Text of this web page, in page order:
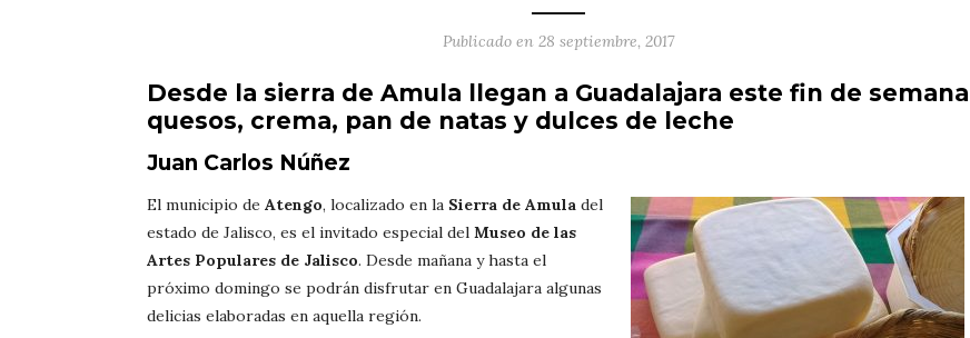
Publicado en 28 septiembre, 2017
Desde la sierra de Amula llegan a Guadalajara este fin de semana
quesos, crema, pan de natas y dulces de leche
Juan Carlos Núñez
El municipio de Atengo, localizado en la Sierra de Amula del
estado de Jalisco, es el invitado especial del Museo de las
Artes Populares de Jalisco. Desde mañana y hasta el
próximo domingo se podrán disfrutar en Guadalajara algunas
delicias elaboradas en aquella región.